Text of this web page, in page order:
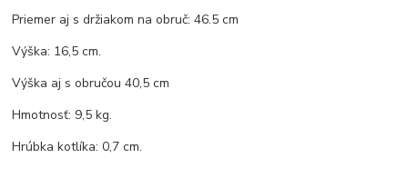
Priemer aj s držiakom na obruč: 46.5 cm
Výška: 16,5 cm.
Výška aj s obručou 40,5 cm
Hmotnosť: 9,5 kg.
Hrúbka kotlíka: 0,7 cm.